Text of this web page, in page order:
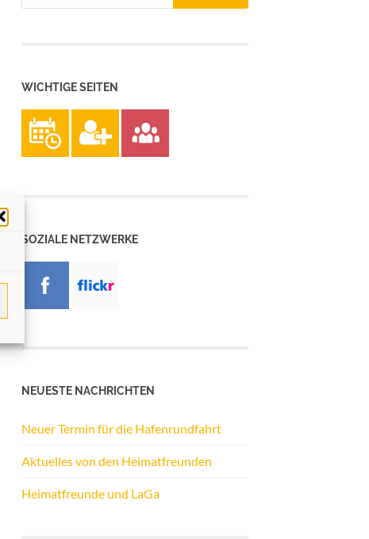
WICHTIGE SEITEN
SOZIALE NETZWERKE
NEUESTE NACHRICHTEN
Neuer Termin für die Hafenrundfahrt
Aktuelles von den Heimatfreunden
Heimatfreunde und LaGa